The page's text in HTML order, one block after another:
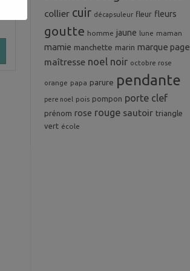
collier cuir décapsuleur fleur fleurs
goutte homme jaune lune maman
mamie manchette marin marque page
maîtresse noel noir octobre rose
orange papa parure pendante
pere noel pois pompon porte clef
prénom rose rouge sautoir triangle
vert école